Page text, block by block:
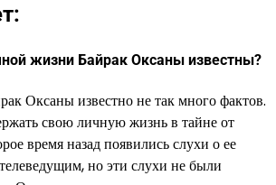
жизни Байрак Оксаны известны?
Оксаны известно не так много фактов.
свою личную жизнь в тайне от
время назад появились слухи о ее
но эти слухи не были